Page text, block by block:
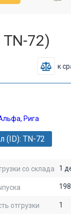
72)
к
Рига
(ID): TN-72
со склада 1
отгрузки 1